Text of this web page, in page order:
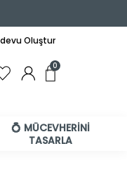
Oluştur
0
💍 MÜCEVHERİNİ
TASARLA